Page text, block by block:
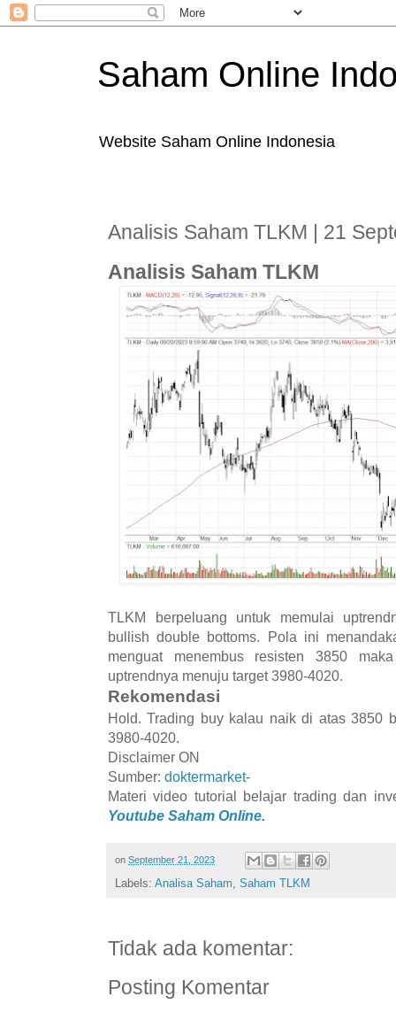
Saham Online
Website Saham Online Indonesia
Analisis Saham TLKM | 21
Analisis Saham TLKM
TLKM berpeluang untuk memulai
bullish double bottoms. Pola ini
menguat menembus resisten 3850
uptrendnya menuju target 3980-4020.
Rekomendasi
Hold. Trading buy kalau naik di atas 3850
3980-4020.
Disclaimer ON
Sumber: doktermarket-
Materi video tutorial belajar trading dan
Youtube Saham Online.
on September 21, 2023
Labels: Analisa Saham, Saham TLKM
Tidak ada komentar:
Posting Komentar